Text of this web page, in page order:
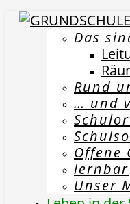
Das
Rund
… und
Offene
lernbar
Unser